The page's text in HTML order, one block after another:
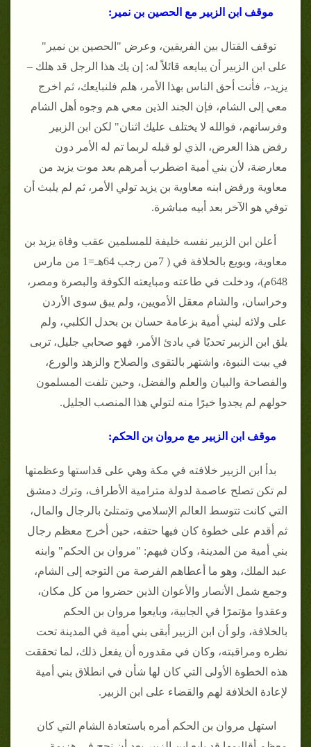
موقف ابن الزبير مع الحصين بن نمير:
توقف القتال بين الفريقين، وعرض "الحصين بن نمير"
على ابن الزبير أن يبايعه قائلاً له: إن يك هذا الرجل قد هلك –
يزيد-، فأنت أحق الناس بهذا الأمر، هلم فلنبايعك، ثم اخرج
معي إلى الشام، فإن الجند الذين معي هم وجوه أهل الشام
وفرسانهم، فوالله لا يختلف عليك اثنان" لكن ابن الزبير
رفض هذا العرض، الذي لو قبله لربما تم له الأمر دون
معارضة، لأن بني أمية اضطرب أمرهم بعد موت يزيد من
معاوية ورفض ابنه معاوية بن يزيد تولي الأمر، ثم لم يلبث أن
توفي هو الآخر بعد أبيه مباشرة.
أعلن ابن الزبير نفسه خليفة للمسلمين عقب وفاة يزيد بن
معاوية، وبويع بالخلافة في ( 7من رجب 64هـ=1 من مارس
648م)، ودخلت في طاعته ومبايعته الكوفة والبصرة ومصر،
وخراسان، والشام معقل الأمويين، ولم يبق سوى الأردن
على ولائه لبني أمية بزعامة حسان بن بحدل الكلبي، ولم
يلق ابن الزبير تحديًا في بادئ الأمر، فهو صحابي جليل، تربى
في بيت النبوة، واشتهر بالتقوى والصلاح والزهد والورع،
والفصاحة والبيان والعلم والفضل، وحين تلفت المسلمون
حولهم لم يجدوا خيرًا منه لتولي هذا المنصب الجليل.
موقف ابن الزبير مع مروان بن الحكم:
بدأ ابن الزبير خلافته في مكة وهي على قداستها وعظمتها
لم تكن تصلح عاصمة لدولة مترامية الأطراف، وترك دمشق
التي كانت تتوسط العالم الإسلامي وتمتلئ بالرجال والمال،
ثم أقدم على خطوة كان فيها حتفه، حين أخرج معظم رجال
بني أمية من المدينة، وكان فيهم: "مروان بن الحكم" وابنه
عبد الملك، وهو ما أعطاهم الفرصة من التوجه إلى الشام،
وجمع شمل الأنصار والأعوان الذين حضروا من كل مكان،
وعقدوا مؤتمرًا في الجابية، وبايعوا مروان بن الحكم
بالخلافة، ولو أن ابن الزبير أبقى بني أمية في المدينة تحت
نظره ومراقبته، وكان في مقدوره أن يفعل ذلك، لما تحققت
هذه الخطوة الأولى التي كان لها شأن في انطلاق بني أمية
لإعادة الخلافة لهم والقضاء على ابن الزبير.
استهل مروان بن الحكم أمره باستعادة الشام التي كان